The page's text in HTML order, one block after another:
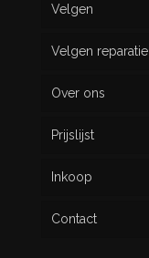
Nieuw
Gebruikt
Velgen
Velgen reparatie
Over ons
Prijslijst
Inkoop
Contact